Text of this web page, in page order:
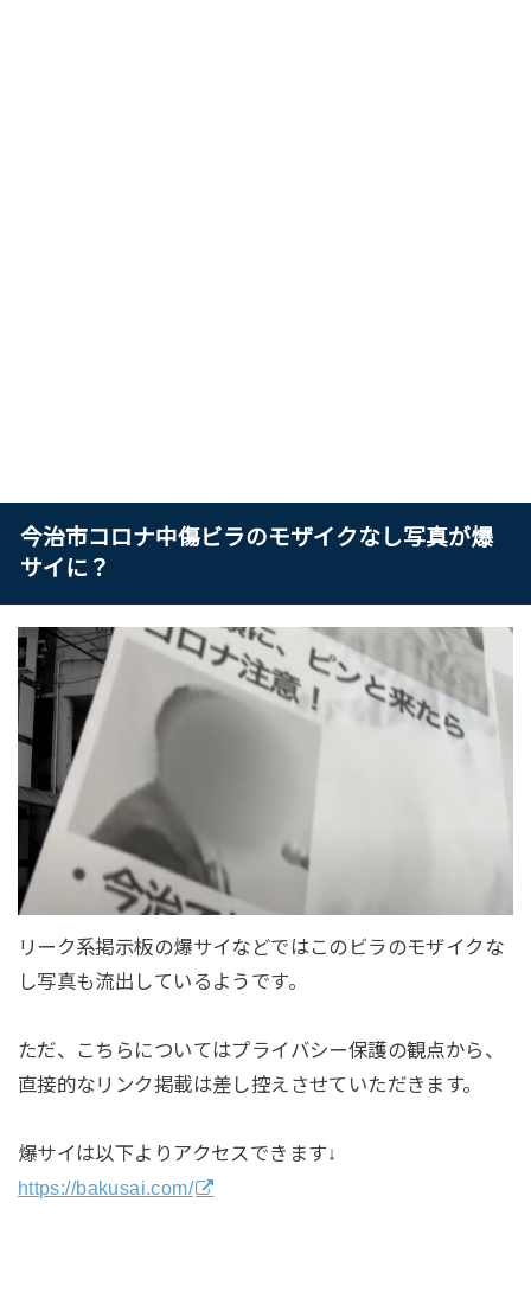
今治市コロナ中傷ビラのモザイクなし写真が爆
サイに？
リーク系掲示板の爆サイなどではこのビラのモザイクな
し写真も流出しているようです。
ただ、こちらについてはプライバシー保護の観点から、
直接的なリンク掲載は差し控えさせていただきます。
爆サイは以下よりアクセスできます↓
https://bakusai.com/